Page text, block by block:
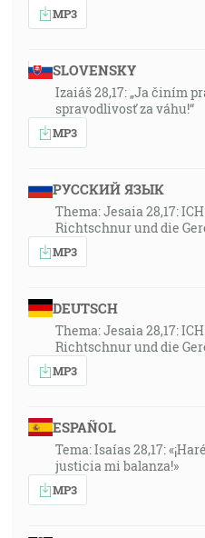
A vieme, že Syn Boží
znali toho pravdivého a
život. [1J 5:20]
57:22
Keď to videl Šimon
človek. [Lk 5:8]
57:45
… lebo Syn človeka
spasiť. [Lk 9:56]
57:50
Lebo neposlal Bôh na
ale aby bol svet spasený
A Ježiš odpovedal a
lekára, ale nemocní. [Lk
58:50
ďakujem ti, že nie som
MP3
SLOVENSKY
Izaiáš 28,17: „Ja činím
spravodlivosť za váhu!“
MP3
РУССКИЙ ЯЗЫК
Thema: Jesaia 28,17:
Richtschnur und die
MP3
DEUTSCH
Thema: Jesaia 28,17:
Richtschnur und die
MP3
ESPAÑOL
Tema: Isaías 28,17:
justicia mi balanza!»
MP3